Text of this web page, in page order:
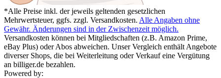
*Alle Preise inkl. der jeweils geltenden gesetzlichen
Mehrwertsteuer, ggfs. zzgl. Versandkosten. Alle Angaben ohne
Gewähr. Änderungen sind in der Zwischenzeit möglich.
Versandkosten können bei Mitgliedschaften (z.B. Amazon Prime,
eBay Plus) oder Abos abweichen. Unser Vergleich enthält Angebote
diverser Shops, die bei Weiterleitung oder Verkauf eine Vergütung
an billiger.de bezahlen.
Powered by: